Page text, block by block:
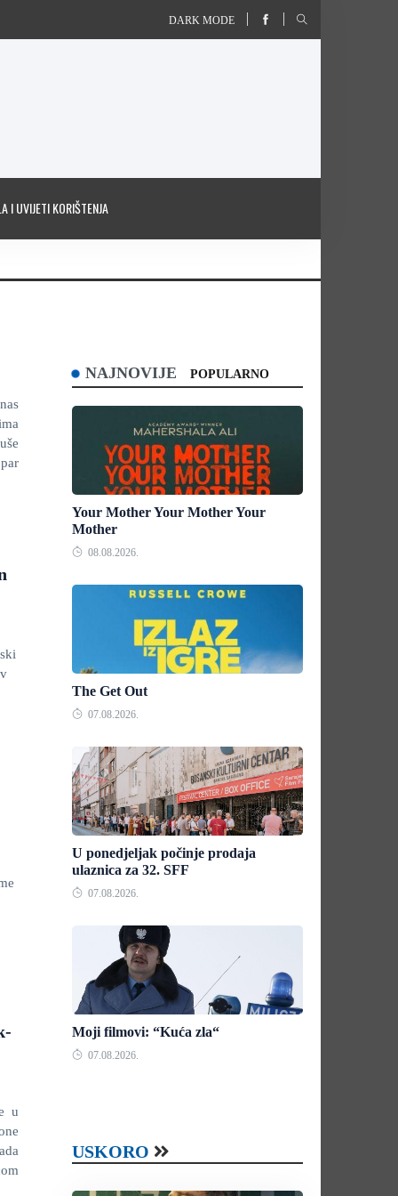
DARK MODE
I UVIJETI KORIŠTENJA
u
NAJNOVIJE POPULARNO
Your Mother Your Mother Your
Mother
08.08.2026.
The Get Out
07.08.2026.
U ponedjeljak počinje prodaja
ulaznica za 32. SFF
07.08.2026.
Moji filmovi: “Kuća zla“
07.08.2026.
USKORO